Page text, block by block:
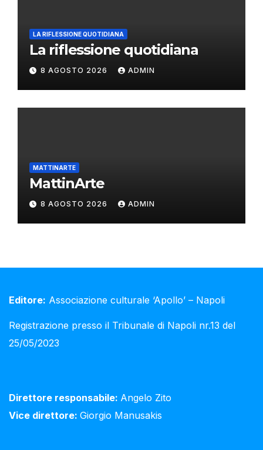
LA RIFLESSIONE QUOTIDIANA
La riflessione quotidiana
8 AGOSTO 2026 ADMIN
MATTINARTE
MattinArte
8 AGOSTO 2026 ADMIN
Editore: Associazione culturale ‘Apollo’ – Napoli
Registrazione presso il Tribunale di Napoli nr.13 del
25/05/2023
Direttore responsabile: Angelo Zito
Vice direttore: Giorgio Manusakis